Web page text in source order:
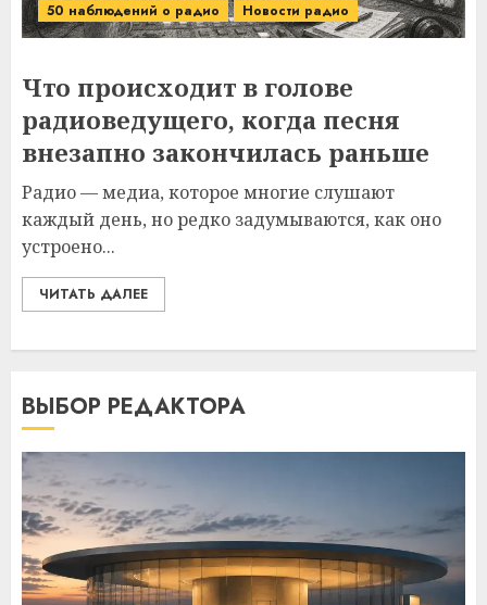
50 наблюдений о радио Новости радио
Что происходит в голове
радиоведущего, когда песня
внезапно закончилась раньше
Радио — медиа, которое многие слушают
каждый день, но редко задумываются, как оно
устроено...
ЧИТАТЬ ДАЛЕЕ
ВЫБОР РЕДАКТОРА